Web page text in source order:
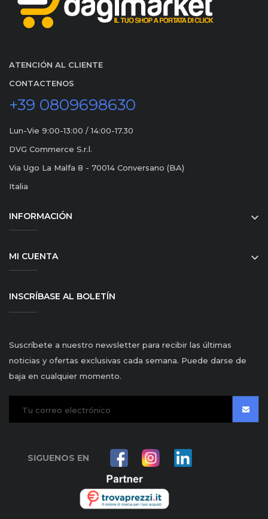
ATENCIÓN AL CLIENTE
CONTACTENOS
+39 0809698630
Lun-Vie 9:00-13:00 / 14:00-17.30
DVG Commerce S.r.l.
Via Ugo La Malfa 8 - 70014 Conversano (BA)
Italia
INFORMACIÓN 
MI CUENTA 
INSCRÍBASE AL BOLETÍN
Suscríbete a nuestro newsletter para recibir las últimas
noticias y ofertas exclusivas cada semana. Puede darse de
baja en cualquier momento.
SIGUENOS EN